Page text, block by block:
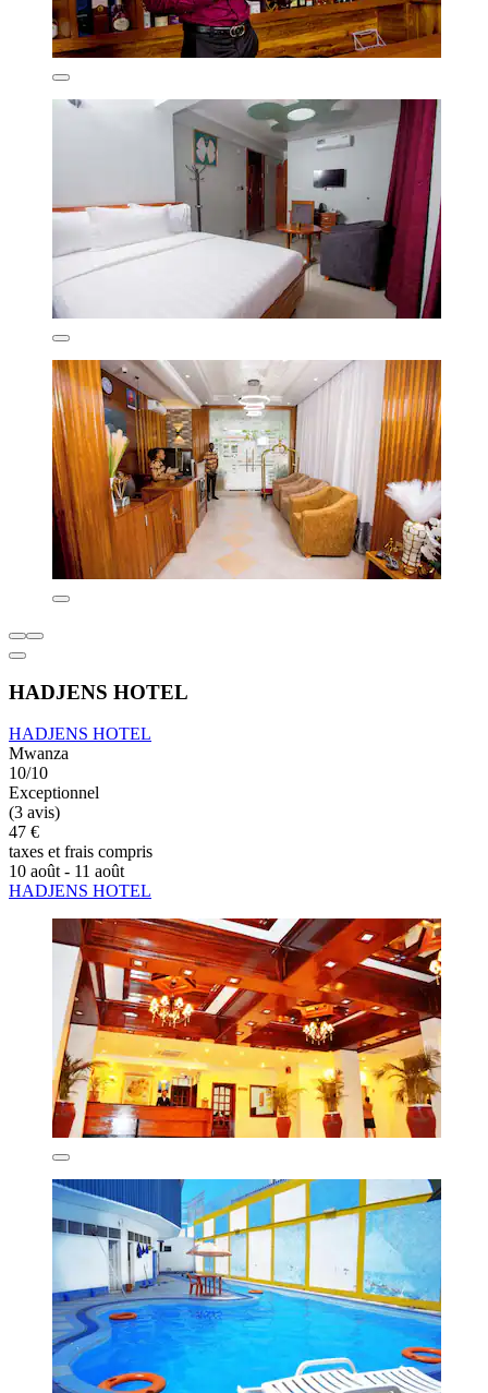
HADJENS HOTEL
HADJENS HOTEL
Mwanza
10/10
Exceptionnel
(3 avis)
47 €
taxes et frais compris
10 août - 11 août
HADJENS HOTEL